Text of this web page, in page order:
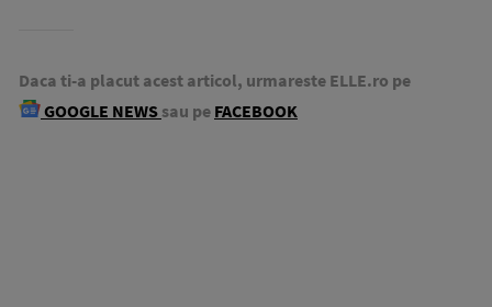
Daca ti-a placut acest articol, urmareste ELLE.ro pe
GOOGLE NEWS sau pe FACEBOOK